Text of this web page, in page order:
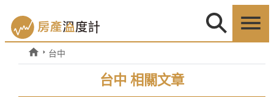
台中
台中 相關文章